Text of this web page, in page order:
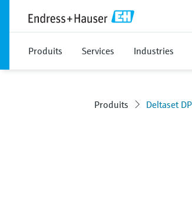
Produits Services Industries
Produits Deltaset